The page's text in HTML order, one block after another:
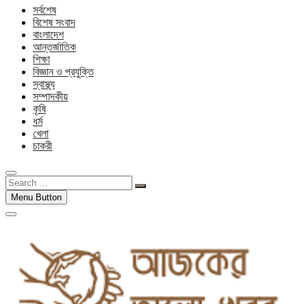
সর্বশেষ
বিশেষ সংবাদ
বাংলাদেশ
আন্তর্জাতিক
শিক্ষা
বিজ্ঞান ও প্রযুক্তি
স্বাস্থ্য
সম্পাদকীয়
কৃষি
ধর্ম
খেলা
চাকরী
Search
…Menu Button